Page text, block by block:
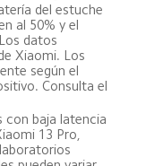
del estuche
al 50% y el
datos
Xiaomi. Los
según el
Consulta el
con baja latencia
13 Pro,